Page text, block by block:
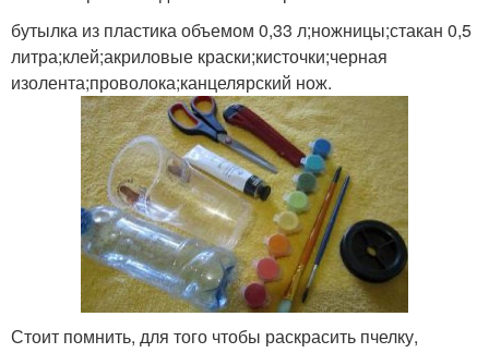
бутылка из пластика объемом 0,33 л;ножницы;стакан 0,5
литра;клей;акриловые краски;кисточки;черная
изолента;проволока;канцелярский нож.
Стоит помнить, для того чтобы раскрасить пчелку,